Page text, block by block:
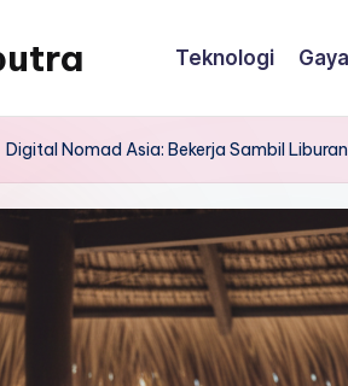
Teknologi
Digital Nomad Asia: Bekerja Sambil